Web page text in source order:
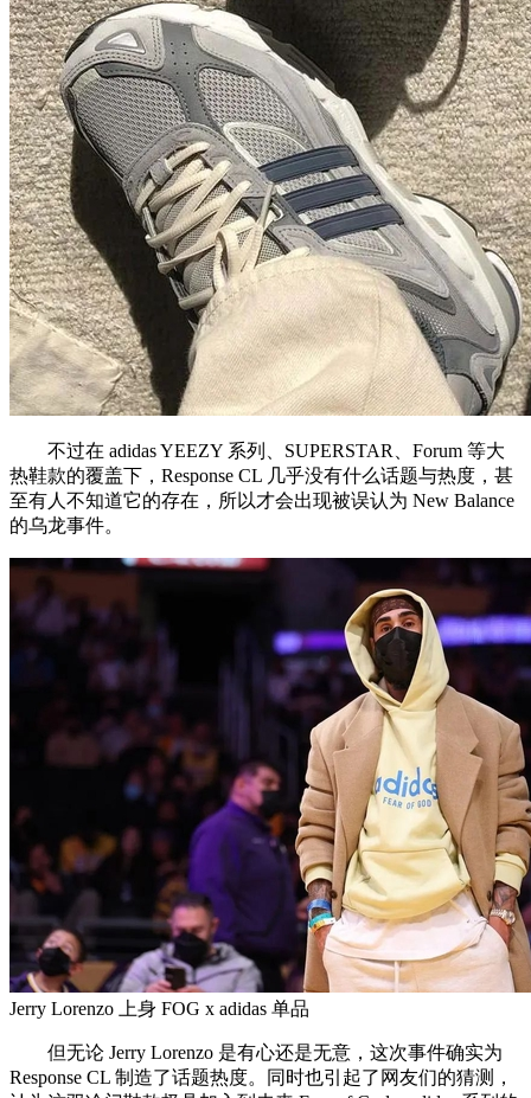
不过在 adidas YEEZY 系列、SUPERSTAR、Forum 等大
热鞋款的覆盖下，Response CL 几乎没有什么话题与热度，甚
至有人不知道它的存在，所以才会出现被误认为 New Balance
的乌龙事件。
Jerry Lorenzo 上身 FOG x adidas 单品
但无论 Jerry Lorenzo 是有心还是无意，这次事件确实为
Response CL 制造了话题热度。同时也引起了网友们的猜测，